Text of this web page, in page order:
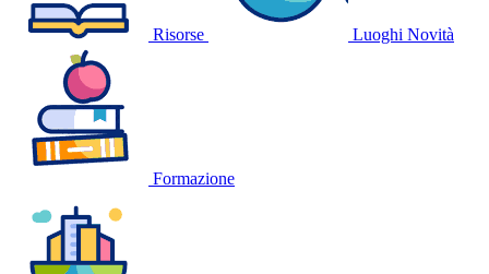
Risorse Luoghi Novità
Formazione